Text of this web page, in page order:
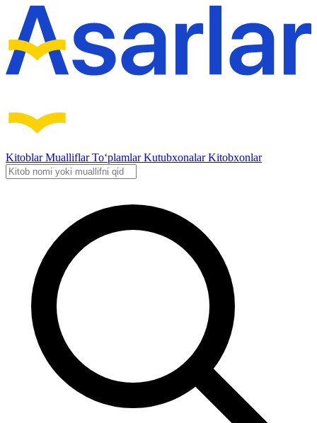
KitoblarMualliflarTo‘plamlarKutubxonalarKitobxonlar